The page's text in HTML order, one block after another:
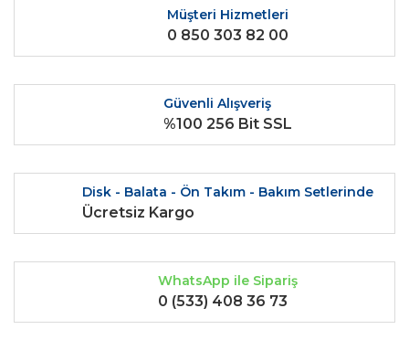
Müşteri Hizmetleri
0 850 303 82 00
Güvenli Alışveriş
%100 256 Bit SSL
Disk - Balata - Ön Takım - Bakım Setlerinde
Ücretsiz Kargo
WhatsApp ile Sipariş
0 (533) 408 36 73